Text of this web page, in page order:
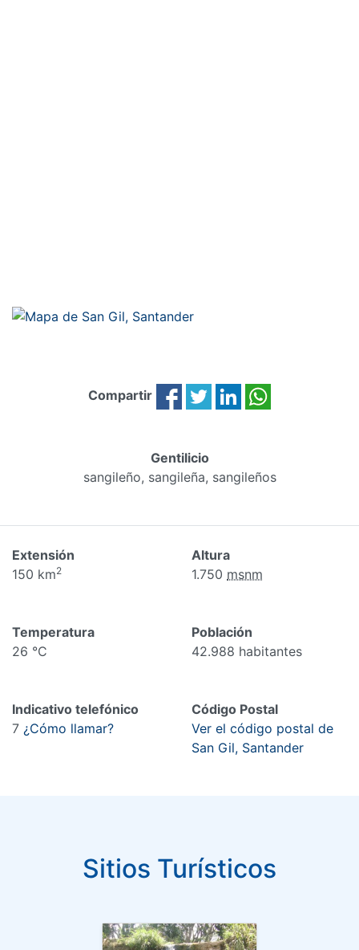
Compartir
Gentilicio
sangileño, sangileña, sangileños
Extensión
150 km2
Altura
1.750 msnm
Temperatura
26 °C
Población
42.988 habitantes
Indicativo telefónico
7 ¿Cómo llamar?
Código Postal
Ver el código postal de
San Gil, Santander
Sitios Turísticos